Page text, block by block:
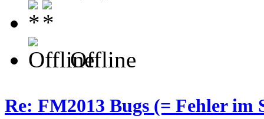
Offline
Re: FM2013 Bugs (= Fehler im